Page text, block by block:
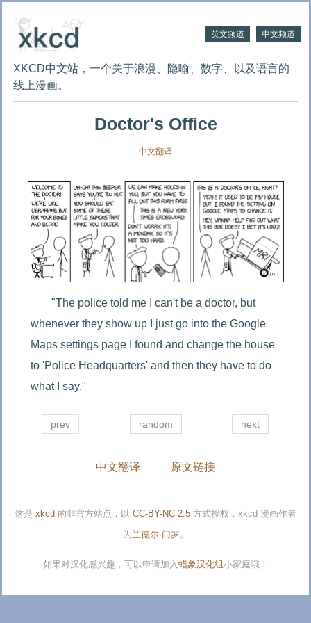
英文频道 中文频道
XKCD中文站，一个关于浪漫、隐喻、数字、以及语言的
线上漫画。
Doctor's Office
中文翻译
"The police told me I can't be a doctor, but
whenever they show up I just go into the Google
Maps settings page I found and change the house
to 'Police Headquarters' and then they have to do
what I say."
prev next
random
中文翻译 原文链接
这是 xkcd 的非官方站点，以 CC-BY-NC 2.5 方式授权，xkcd 漫画作者
为兰德尔·门罗 。
如果对汉化感兴趣，可以申请加入 蜡象汉化组小家庭哦！